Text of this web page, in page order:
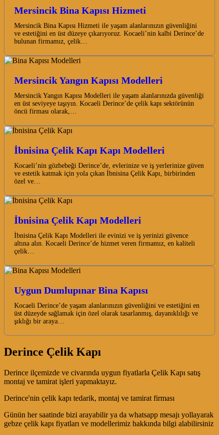
Mersincik Bina Kapısı Hizmeti
Mersincik Bina Kapısı Hizmeti ile yaşam alanlarınızın güvenliğini
ve estetiğini en üst düzeye çıkarıyoruz. Kocaeli’nin kalbi Derince’de
bulunan firmamız, çelik…
Mersincik Yangın Kapısı Modelleri
Mersincik Yangın Kapısı Modelleri ile yaşam alanlarınızda güvenliği
en üst seviyeye taşıyın. Kocaeli Derince’de çelik kapı sektörünün
öncü firması olarak,…
İbnisina Çelik Kapı Kapı Modelleri
Kocaeli’nin gözbebeği Derince’de, evlerinize ve iş yerlerinize güven
ve estetik katmak için yola çıkan İbnisina Çelik Kapı, birbirinden
özel ve…
İbnisina Çelik Kapı Modelleri
İbnisina Çelik Kapı Modelleri ile evinizi ve iş yerinizi güvence
altına alın. Kocaeli Derince’de hizmet veren firmamız, en kaliteli
çelik…
Uygun Dumlupınar Bina Kapısı
Kocaeli Derince’de yaşam alanlarınızın güvenliğini ve estetiğini en
üst düzeyde sağlamak için özel olarak tasarlanmış, dayanıklılığı ve
şıklığı bir araya…
Derince Çelik Kapı
Derince ilçemizde ve civarında uygun fiyatlarla Çelik Kapı satış
montaj ve tamirat işleri yapmaktayız.
Derince'nin çelik kapı tedarik, montaj ve tamirat firması
Günün her saatinde bizi arayabilir ya da whatsapp mesajı yollayarak
gebze çelik kapı fiyatları ve modellerimiz hakkında bilgi alabilirsiniz